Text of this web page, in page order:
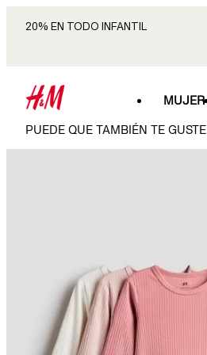
20% EN TODO INFANTIL
MUJER
PUEDE QUE TAMBIÉN TE GUSTE